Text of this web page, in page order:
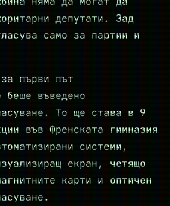
депутати. Зад
само за партии и
първи път
беше въведено
То ще става в 9
във Френската гимназия
системи,
екран, четящо
карти и оптичен